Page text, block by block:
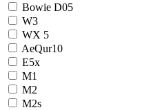
Bowie D05
W3
WX 5
AeQur10
E5x
M1
M2
M2s